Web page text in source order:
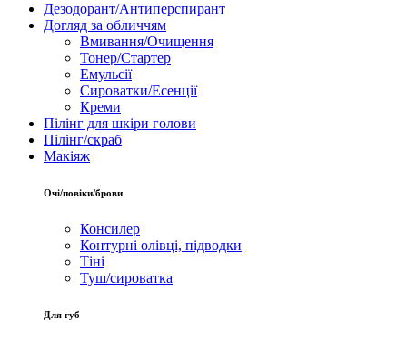
Дезодорант/Антиперспирант
Догляд за обличчям
Вмивання/Очищення
Тонер/Стартер
Емульсії
Сироватки/Есенції
Креми
Пілінг для шкіри голови
Пілінг/скраб
Макіяж
Очі/повіки/брови
Консилер
Контурні олівці, підводки
Тіні
Туш/сироватка
Для губ